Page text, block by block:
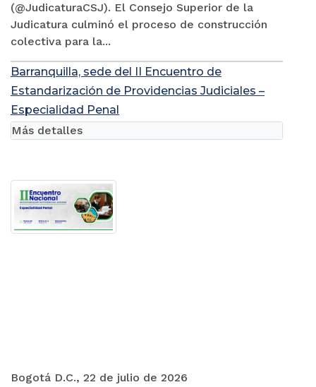
(@JudicaturaCSJ). El Consejo Superior de la
Judicatura culminó el proceso de construcción
colectiva para la...
Barranquilla, sede del II Encuentro de
Estandarización de Providencias Judiciales –
Especialidad Penal
Bogotá D.C., 22 de julio de 2026
Más detalles